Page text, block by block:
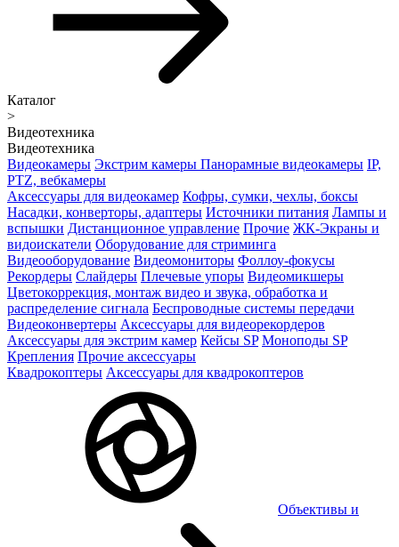
Каталог
>
Видеотехника
Видеотехника
Видеокамеры Экстрим камеры Панорамные видеокамеры IP,
PTZ, вебкамеры
Аксессуары для видеокамер Кофры, сумки, чехлы, боксы
Насадки, конверторы, адаптеры Источники питания Лампы и
вспышки Дистанционное управление Прочие ЖК-Экраны и
видоискатели Оборудование для стриминга
Видеооборудование Видеомониторы Фоллоу-фокусы
Рекордеры Слайдеры Плечевые упоры Видеомикшеры
Цветокоррекция, монтаж видео и звука, обработка и
распределение сигнала Беспроводные системы передачи
Видеоконвертеры Аксессуары для видеорекордеров
Аксессуары для экстрим камер Кейсы SP Моноподы SP
Крепления Прочие аксессуары
Квадрокоптеры Аксессуары для квадрокоптеров
Объективы и